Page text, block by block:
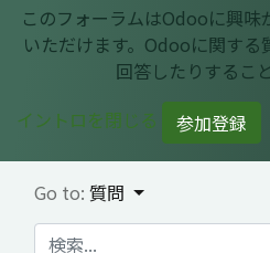
このフォーラムはOdooに興味
いただけます。Odooに関する
回答したりするこ
イントロを閉じる
参加登録
Go to: 質問